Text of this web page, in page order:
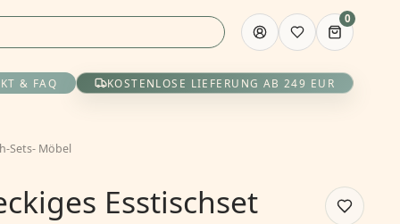
0
& FAQ KOSTENLOSE LIEFERUNG AB 249 EUR
Sets- Möbel
Esstischset